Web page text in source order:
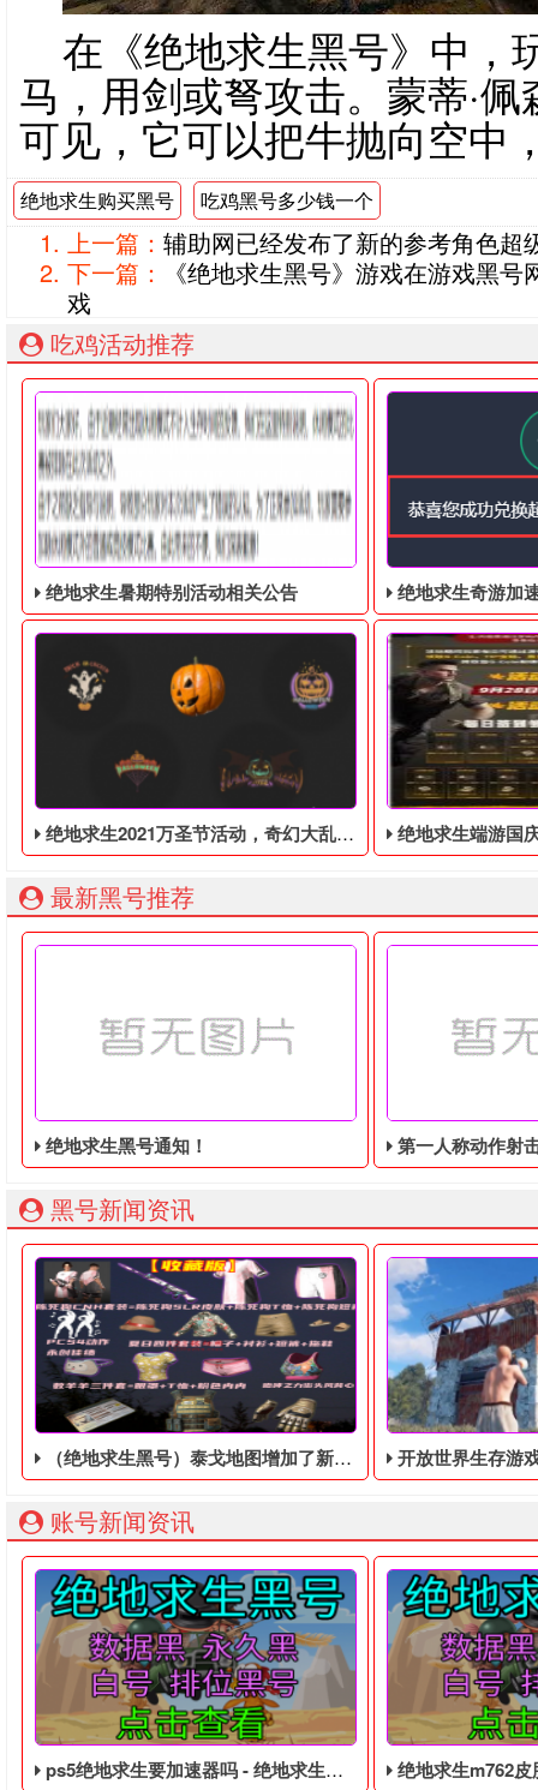
在《绝地求生黑号》中，
马，用剑或弩攻击。蒙蒂·
可见，它可以把牛抛向空中
绝地求生购买黑号 吃鸡黑号多少钱一个
上一篇： 辅助网已经发布了新的参考角色超
下一篇：
《绝地求生黑号​》游戏在游戏黑
戏
吃鸡活动推荐
绝地求生暑期特别活动相关公告 绝地求生奇游加速器免
绝地求生2021万圣节活动，奇幻大乱斗回归，还有新皮肤和新地图 绝地求生端游国庆节的终极白嫖活
最新黑号推荐
绝地求生黑号通知！ 第一人称动作射击游戏《绝地
黑号新闻资讯
（绝地求生黑号）泰戈地图增加了新的密室，增加补给箱的数量 开放世界生存游戏腐蚀的
账号新闻资讯
ps5绝地求生要加速器吗 - 绝地求生免费的四无白号 绝地求生m762皮肤价